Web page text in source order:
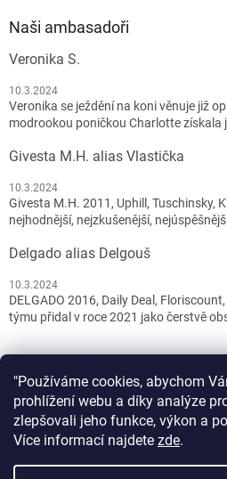
"Používáme cookies, abychom
prohlížení webu a díky analýze
zlepšovali jeho funkce, výkon a
Více informací najdete zde.
Naši ambasadoři
Veronika S.
10.3.2024
Veronika se ježdění na koni věnuje již
modrookou poničkou Charlotte získala
Givesta M.H. alias Vlastička
10.3.2024
Givesta M.H. 2011, Uphill, Tuschinsky,
nejhodnější, nejzkušenější,
Delgado alias Delgouš
10.3.2024
DELGADO 2016, Daily Deal,
týmu přidal v roce 2021 jako čerstvě